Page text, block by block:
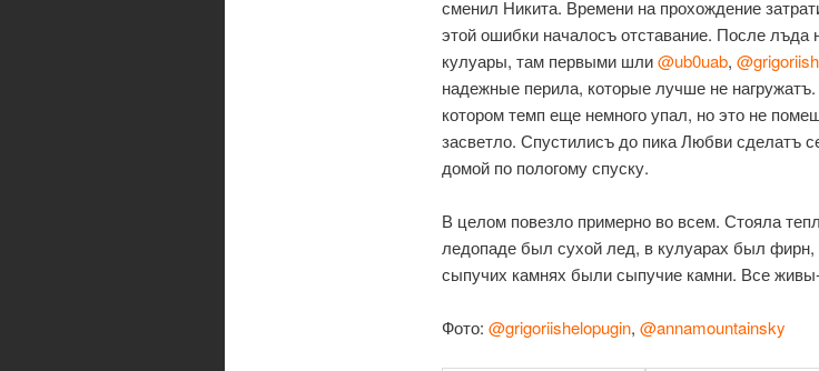
сменил Никита. Времени на прохождение
этой ошибки началосъ отставание. После
кулуары, там первыми шли@ub0uab,
надежные перила, которые лучше не
котором темп еще немного упал, но это не
засветло. Спустилисъ до пика Любви сделатъ
домой по пологому спуску.
В целом повезло примерно во всем. Стояла
ледопаде был сухой лед, в кулуарах был фирн,
сыпучих камнях были сыпучие камни. Все
Фото:@grigoriishelopugin,@annamountainsky